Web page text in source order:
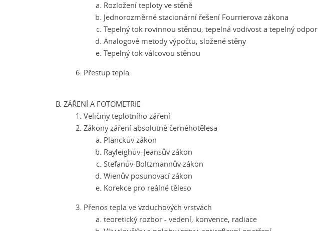
Rozložení teploty ve stěně
Jednorozměrné stacionární řešení Fourrierova zákona
Tepelný tok rovinnou stěnou, tepelná vodivost a tepelný odpor
Analogové metody výpočtu, složené stěny
Tepelný tok válcovou stěnou
Přestup tepla
ZÁŘENÍ A FOTOMETRIE
Veličiny teplotního záření
Zákony záření absolutně černéhotělesa
Planckův zákon
Rayleighův–Jeansův zákon
Stefanův-Boltzmannův zákon
Wienův posunovací zákon
Korekce pro reálné těleso
Přenos tepla ve vzduchových vrstvách
teoretický rozbor - vedení, konvence, radiace